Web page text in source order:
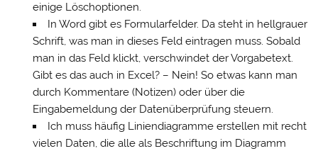
einige Löschoptionen.
In Word gibt es Formularfelder. Da steht in hellgrauer
Schrift, was man in dieses Feld eintragen muss. Sobald
man in das Feld klickt, verschwindet der Vorgabetext.
Gibt es das auch in Excel? – Nein! So etwas kann man
durch Kommentare (Notizen) oder über die
Eingabemeldung der Datenüberprüfung steuern.
Ich muss häufig Liniendiagramme erstellen mit recht
vielen Daten, die alle als Beschriftung im Diagramm